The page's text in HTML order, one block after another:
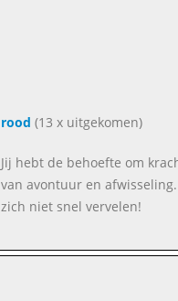
rood (13 x uitgekomen)
Jij hebt de behoefte om
van avontuur en
zich niet snel vervelen!